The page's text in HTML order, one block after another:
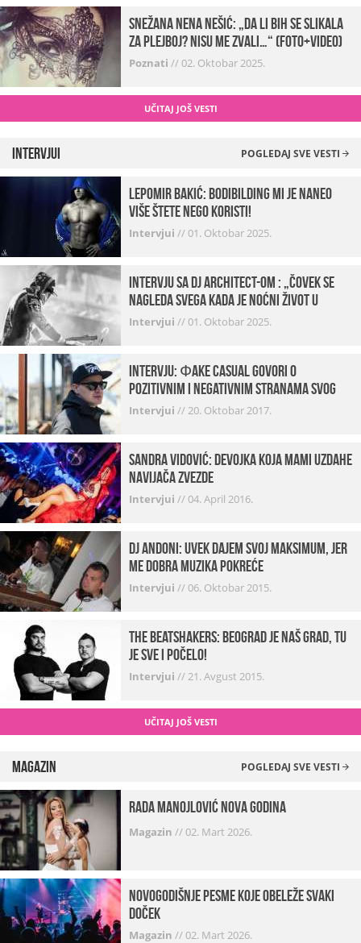
Snežana Nena Nešić: „Da li bih se slikala
za Plejboj? Nisu me zvali…“ (FOTO+VIDEO)
Poznati //02. Oktobar 2025.
UČITAJ JOŠ VESTI
Intervjui POGLEDAJ SVE VESTI
Lepomir Bakić: Bodibilding mi je naneo
više štete nego koristi!
Intervjui //01. Oktobar 2025.
Intervju sa DJ Architect-om : „Čovek se
nagleda svega kada je noćni život u
pitanju. U klubovima najmanje vidim
Intervjui //01. Oktobar 2025.
INTERVJU: Фake Casual govori o
pozitivnim i negativnim stranama svog
posla, počecima, omiljenim mestima …
Intervjui //20. Oktobar 2017.
Sandra Vidović: devojka koja mami uzdahe
navijača Zvezde
Intervjui //04. April 2016.
Dj Andoni: Uvek dajem svoj maksimum, jer
me dobra muzika pokreće
Intervjui //06. Oktobar 2015.
The Beatshakers: Beograd je naš grad, tu
je sve i počelo!
Intervjui //21. Avgust 2015.
UČITAJ JOŠ VESTI
Magazin POGLEDAJ SVE VESTI
Rada Manojlović Nova godina
Magazin //02. Mart 2026.
Novogodišnje pesme koje obeleže svaki
Doček
Magazin //02. Mart 2026.